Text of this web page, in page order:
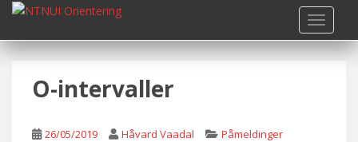
i
O-intervaller
26/05/2019 Håvard Vaadal Påmeldinger